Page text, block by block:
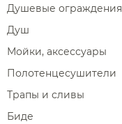
Душевые ограждения
Душ
Мойки, аксессуары
Полотенцесушители
Трапы и сливы
Биде